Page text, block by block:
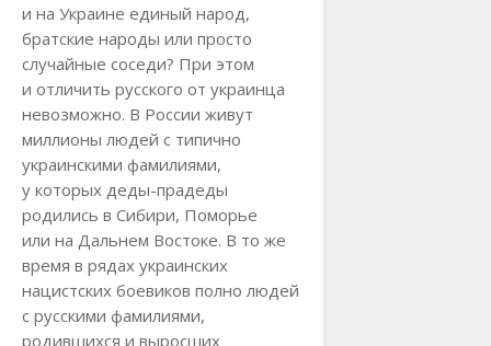
и на Украине единый народ,
братские народы или просто
случайные соседи? При этом
и отличить русского от украинца
невозможно. В России живут
миллионы людей с типично
украинскими фамилиями,
у которых деды-прадеды
родились в Сибири, Поморье
или на Дальнем Востоке. В то же
время в рядах украинских
нацистских боевиков полно людей
с русскими фамилиями,
родившихся и выросших